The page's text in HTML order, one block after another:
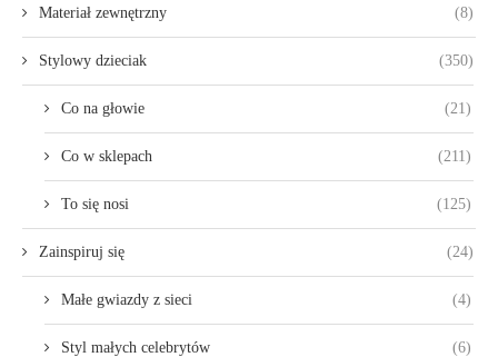
Materiał zewnętrzny (8)
Stylowy dzieciak (350)
Co na głowie (21)
Co w sklepach (211)
To się nosi (125)
Zainspiruj się (24)
Małe gwiazdy z sieci (4)
Styl małych celebrytów (6)